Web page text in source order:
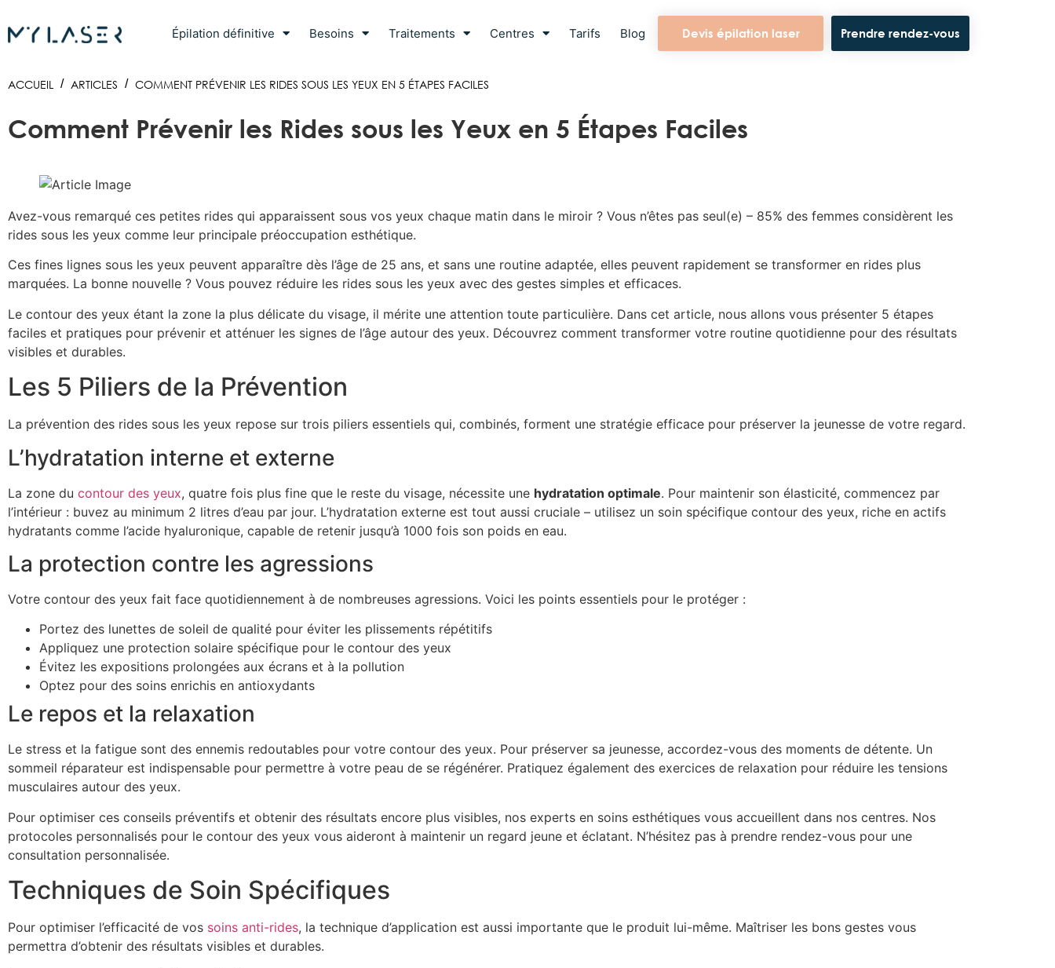
Épilation définitive Besoins Traitements Centres Tarifs Blog Devis épilation laser Prendre rendez-vous
ACCUEIL / ARTICLES / COMMENT PRÉVENIR LES RIDES SOUS LES YEUX EN 5 ÉTAPES FACILES
Comment Prévenir les Rides sous les Yeux en 5 Étapes Faciles
Avez-vous remarqué ces petites rides qui apparaissent sous vos yeux chaque matin dans le miroir ? Vous n’êtes pas seul(e) – 85% des femmes considèrent les
rides sous les yeux comme leur principale préoccupation esthétique.
Ces fines lignes sous les yeux peuvent apparaître dès l’âge de 25 ans, et sans une routine adaptée, elles peuvent rapidement se transformer en rides plus
marquées. La bonne nouvelle ? Vous pouvez réduire les rides sous les yeux avec des gestes simples et efficaces.
Le contour des yeux étant la zone la plus délicate du visage, il mérite une attention toute particulière. Dans cet article, nous allons vous présenter 5 étapes
faciles et pratiques pour prévenir et atténuer les signes de l’âge autour des yeux. Découvrez comment transformer votre routine quotidienne pour des résultats
visibles et durables.
Les 5 Piliers de la Prévention
La prévention des rides sous les yeux repose sur trois piliers essentiels qui, combinés, forment une stratégie efficace pour préserver la jeunesse de votre regard.
L’hydratation interne et externe
La zone du contour des yeux, quatre fois plus fine que le reste du visage, nécessite une hydratation optimale. Pour maintenir son élasticité, commencez par
l’intérieur : buvez au minimum 2 litres d’eau par jour. L’hydratation externe est tout aussi cruciale – utilisez un soin spécifique contour des yeux, riche en actifs
hydratants comme l’acide hyaluronique, capable de retenir jusqu’à 1000 fois son poids en eau.
La protection contre les agressions
Votre contour des yeux fait face quotidiennement à de nombreuses agressions. Voici les points essentiels pour le protéger :
Portez des lunettes de soleil de qualité pour éviter les plissements répétitifs
Appliquez une protection solaire spécifique pour le contour des yeux
Évitez les expositions prolongées aux écrans et à la pollution
Optez pour des soins enrichis en antioxydants
Le repos et la relaxation
Le stress et la fatigue sont des ennemis redoutables pour votre contour des yeux. Pour préserver sa jeunesse, accordez-vous des moments de détente. Un
sommeil réparateur est indispensable pour permettre à votre peau de se régénérer. Pratiquez également des exercices de relaxation pour réduire les tensions
musculaires autour des yeux.
Pour optimiser ces conseils préventifs et obtenir des résultats encore plus visibles, nos experts en soins esthétiques vous accueillent dans nos centres. Nos
protocoles personnalisés pour le contour des yeux vous aideront à maintenir un regard jeune et éclatant. N’hésitez pas à prendre rendez-vous pour une
consultation personnalisée.
Techniques de Soin Spécifiques
Pour optimiser l’efficacité de vos soins anti-rides, la technique d’application est aussi importante que le produit lui-même. Maîtriser les bons gestes vous
permettra d’obtenir des résultats visibles et durables.